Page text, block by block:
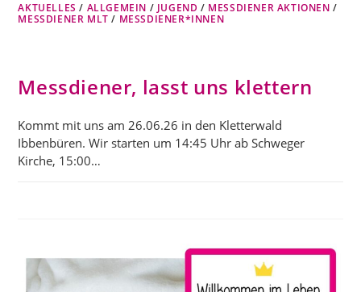
AKTUELLES / ALLGEMEIN / JUGEND / MESSDIENER AKTIONEN /
MESSDIENER MLT / MESSDIENER*INNEN
Messdiener, lasst uns klettern
Kommt mit uns am 26.06.26 in den Kletterwald
Ibbenbüren. Wir starten um 14:45 Uhr ab Schweger
Kirche, 15:00…